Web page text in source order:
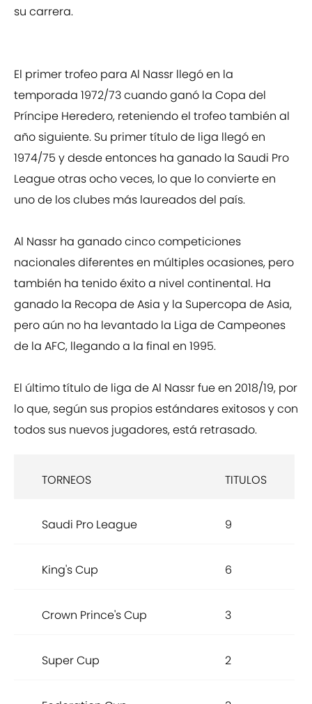
su carrera.
El primer trofeo para Al Nassr llegó en la
temporada 1972/73 cuando ganó la Copa del
Príncipe Heredero, reteniendo el trofeo también al
año siguiente. Su primer título de liga llegó en
1974/75 y desde entonces ha ganado la Saudi Pro
League otras ocho veces, lo que lo convierte en
uno de los clubes más laureados del país.
Al Nassr ha ganado cinco competiciones
nacionales diferentes en múltiples ocasiones, pero
también ha tenido éxito a nivel continental. Ha
ganado la Recopa de Asia y la Supercopa de Asia,
pero aún no ha levantado la Liga de Campeones
de la AFC, llegando a la final en 1995.
El último título de liga de Al Nassr fue en 2018/19, por
lo que, según sus propios estándares exitosos y con
todos sus nuevos jugadores, está retrasado.
TORNEOS TITULOS
Saudi Pro League 9
King's Cup 6
Crown Prince's Cup 3
Super Cup 2